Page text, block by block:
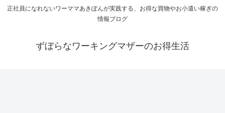
正社員になれないワーママあきぽんが実践する、お得な買物やお小遣い稼ぎの
情報ブログ
ずぼらなワーキングマザーのお得生活